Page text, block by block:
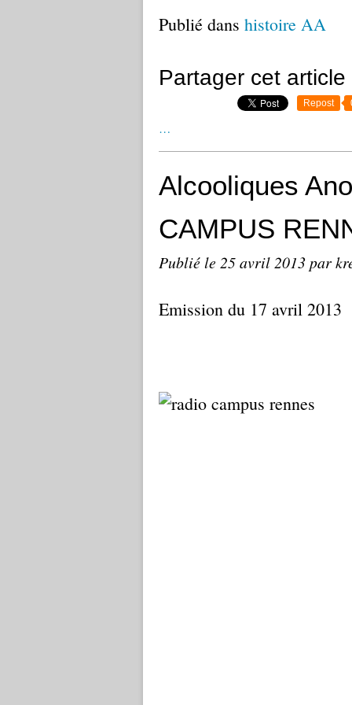
Publié dans histoire AA
Partager cet article
Repost
…
Alcooliques
CAMPUS
Publié le 25 avril 2013par
Emission du 17 avril 2013